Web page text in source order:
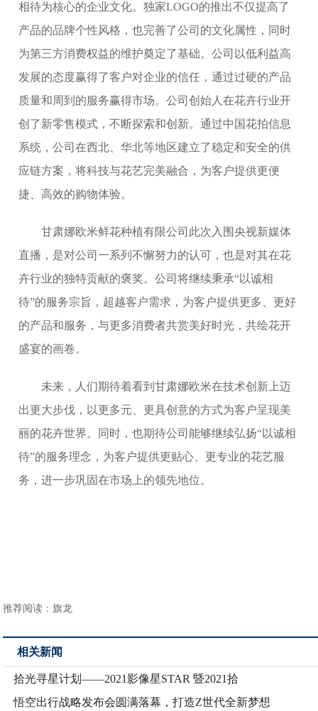
相待为核心的企业文化。独家LOGO的推出不仅提高了
产品的品牌个性风格，也完善了公司的文化属性，同时
为第三方消费权益的维护奠定了基础。公司以低利益高
发展的态度赢得了客户对企业的信任，通过过硬的产品
质量和周到的服务赢得市场。公司创始人在花卉行业开
创了新零售模式，不断探索和创新。通过中国花拍信息
系统，公司在西北、华北等地区建立了稳定和安全的供
应链方案，将科技与花艺完美融合，为客户提供更便
捷、高效的购物体验。
甘肃娜欧米鲜花种植有限公司此次入围央视新媒体
直播，是对公司一系列不懈努力的认可，也是对其在花
卉行业的独特贡献的褒奖。公司将继续秉承“以诚相
待”的服务宗旨，超越客户需求，为客户提供更多、更好
的产品和服务，与更多消费者共赏美好时光，共绘花开
盛宴的画卷。
未来，人们期待着看到甘肃娜欧米在技术创新上迈
出更大步伐，以更多元、更具创意的方式为客户呈现美
丽的花卉世界。同时，也期待公司能够继续弘扬“以诚相
待”的服务理念，为客户提供更贴心、更专业的花艺服
务，进一步巩固在市场上的领先地位。
推荐阅读：旗龙
相关新闻
拾光寻星计划——2021影像星STAR 暨2021拾
悟空出行战略发布会圆满落幕，打造Z世代全新梦想